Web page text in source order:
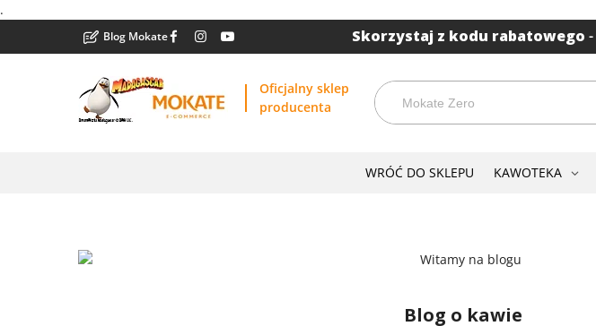
.
Blog Mokate Skorzystaj z kodu rabatowego -
Oficjalny sklep
producenta
WRÓĆ DO SKLEPU KAWOTEKA
Blog o kawie